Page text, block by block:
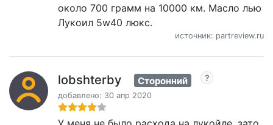
около 700 грамм на 10000 км. Масло лью
Лукоил 5w40 люкс.
источник: partreview.ru
lobshterby Сторонний
добавлено: 30 апр 2020